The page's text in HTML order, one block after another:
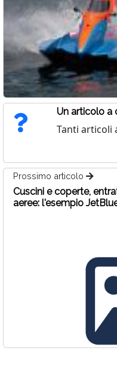
Un articolo a
Tanti articoli
Prossimo articolo
Cuscini e coperte,
aeree: l'esempio